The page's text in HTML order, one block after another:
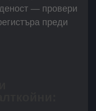
— провери
преди